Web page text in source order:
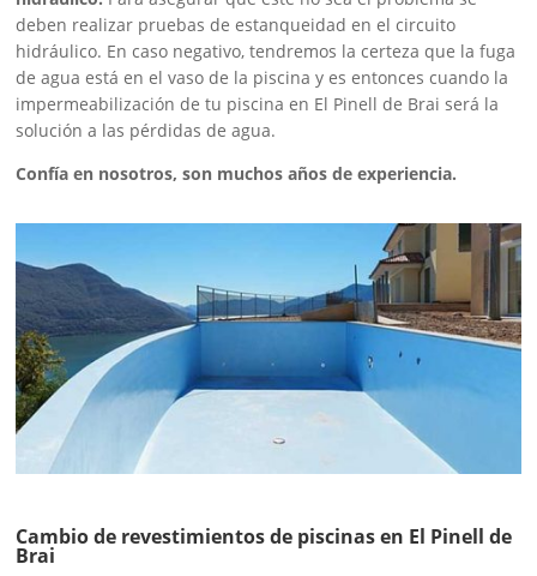
deben realizar pruebas de estanqueidad en el circuito
hidráulico. En caso negativo, tendremos la certeza que la fuga
de agua está en el vaso de la piscina y es entonces cuando la
impermeabilización de tu piscina en El Pinell de Brai será la
solución a las pérdidas de agua.
Confía en nosotros, son muchos años de experiencia.
Cambio de revestimientos de piscinas en El Pinell de
Brai